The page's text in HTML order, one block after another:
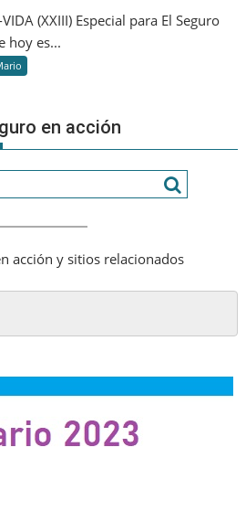
(XXIII) Especial para El Seguro
hoy es...
en acción
acción y sitios relacionados